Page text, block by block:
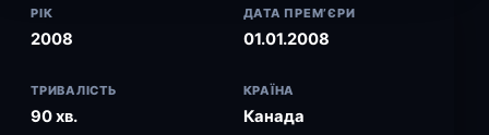
РІК
2008
ДАТА ПРЕМ’ЄРИ
01.01.2008
ТРИВАЛІСТЬ
90 хв.
КРАЇНА
Канада